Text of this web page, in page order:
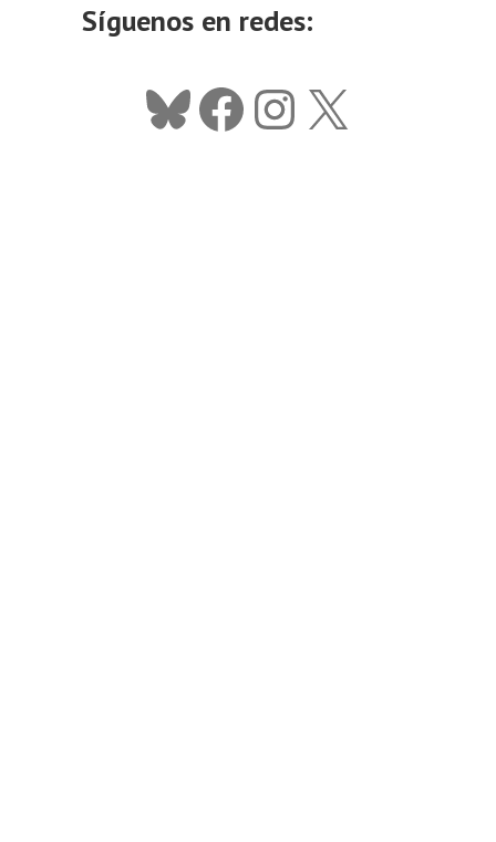
Síguenos en redes:
Bluesky
Facebook
Instagram
X